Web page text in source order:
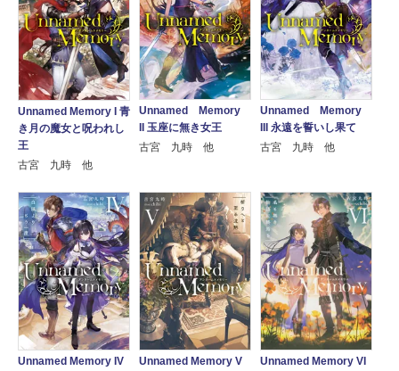
Unnamed Memory I 青
き月の魔女と呪われし
王
古宮 九時 他
Unnamed Memory
II 玉座に無き女王
古宮 九時 他
Unnamed Memory
III 永遠を誓いし果て
古宮 九時 他
Unnamed Memory IV
Unnamed Memory V
Unnamed Memory VI